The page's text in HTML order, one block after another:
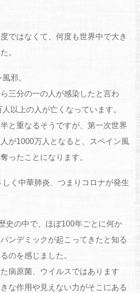
ではなくて、何度も世界中で大き
。
邪。
三分の一の人が感染したと言わ
以上の人が亡くなっています。
と重なるそうですが、第一次世界
が1000万人となると、スペイン風
ったことになります。
く中華肺炎、つまりコロナが発生
史の中で、ほぼ100年ごとに何か
ンデミックが起こってきたと知る
のを感じました。
病原菌、ウイルスではあります
な作用や見えない力がそこにある